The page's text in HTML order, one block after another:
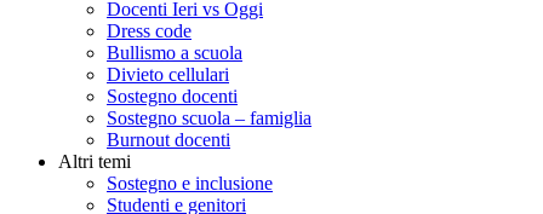
Docenti Ieri vs Oggi
Dress code
Bullismo a scuola
Divieto cellulari
Sostegno docenti
Sostegno scuola – famiglia
Burnout docenti
Altri temi
Sostegno e inclusione
Studenti e genitori